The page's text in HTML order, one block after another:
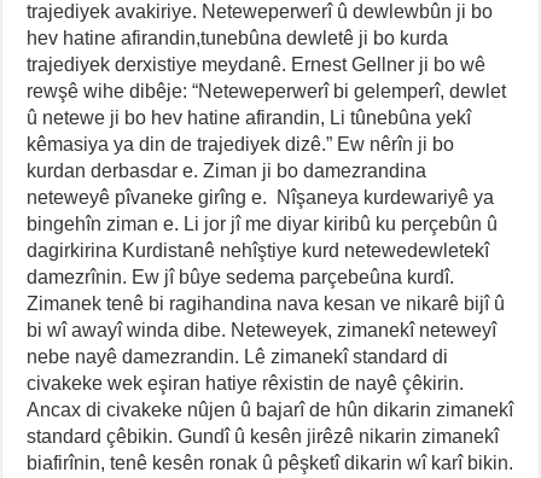
trajediyek avakiriye. Neteweperwerî û dewlewbûn ji bo
hev hatine afirandin,tunebûna dewletê ji bo kurda
trajediyek derxistiye meydanê. Ernest Gellner ji bo wê
rewşê wihe dibêje: “Neteweperwerî bi gelemperî, dewlet
û netewe ji bo hev hatine afirandin, Li tûnebûna yekî
kêmasiya ya din de trajediyek dizê.” Ew nêrîn ji bo
kurdan derbasdar e. Ziman ji bo damezrandina
neteweyê pîvaneke girîng e. Nîşaneya kurdewariyê ya
bingehîn ziman e. Li jor jî me diyar kiribû ku perçebûn û
dagirkirina Kurdistanê nehîştiye kurd netewedewletekî
damezrînin. Ew jî bûye sedema parçebeûna kurdî.
Zimanek tenê bi ragihandina nava kesan ve nikarê bijî û
bi wî awayî winda dibe. Neteweyek, zimanekî neteweyî
nebe nayê damezrandin. Lê zimanekî standard di
civakeke wek eşiran hatiye rêxistin de nayê çêkirin.
Ancax di civakeke nûjen û bajarî de hûn dikarin zimanekî
standard çêbikin. Gundî û kesên jirêzê nikarin zimanekî
biafirînin, tenê kesên ronak û pêşketî dikarin wî karî bikin.